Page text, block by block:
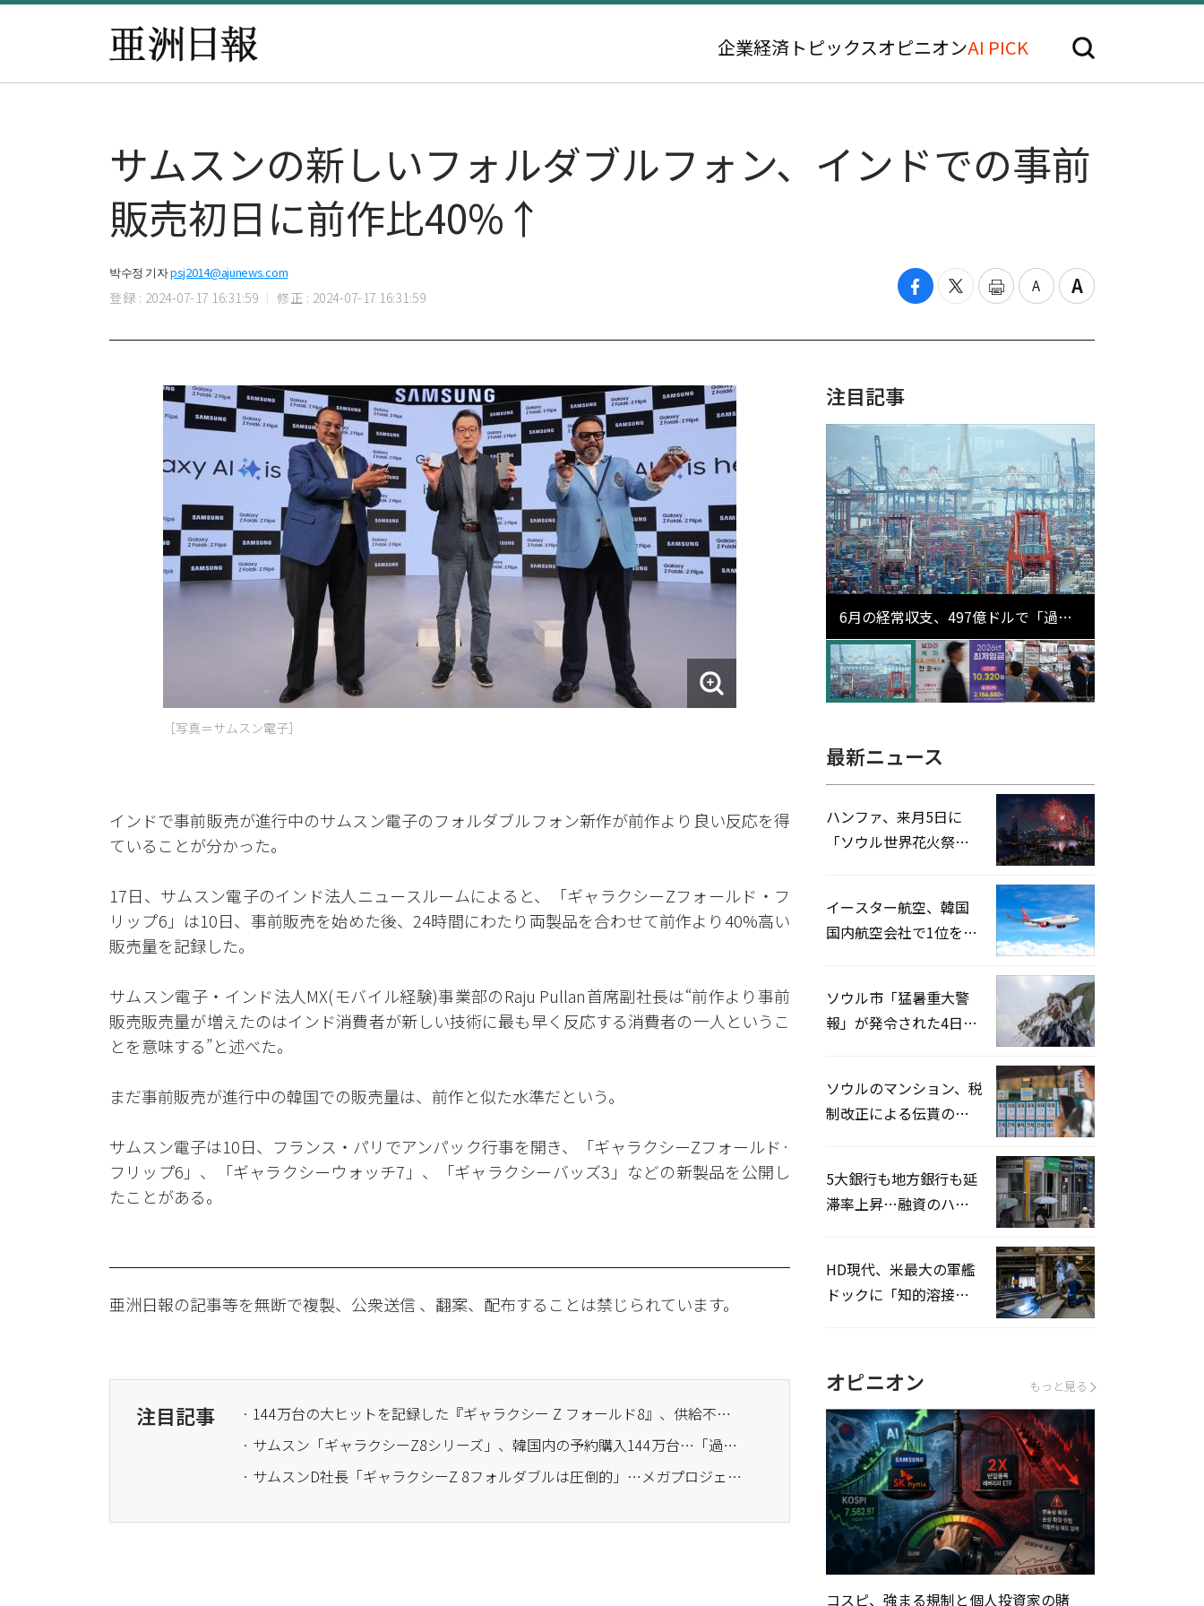
企業経済 トピックスオピニオンAI PICK
サムスンの新しいフォルダブルフォン、インドでの事前
販売初日に前作比40%↑
박수정 기자psj2014@ajunews.com
登録 : 2024-07-17 16:31:59 修正 : 2024-07-17 16:31:59
［写真＝サムスン電子］
インドで事前販売が進行中のサムスン電子のフォルダブルフォン新作が前作より良い反応を得
ていることが分かった。
17日、サムスン電子のインド法人ニュースルームによると、「ギャラクシーZフォールド・フ
リップ6」は10日、事前販売を始めた後、24時間にわたり両製品を合わせて前作より40%高い
販売量を記録した。
サムスン電子・インド法人MX(モバイル経験)事業部のRaju Pullan首席副社長は“前作より事前
販売販売量が増えたのはインド消費者が新しい技術に最も早く反応する消費者の一人というこ
とを意味する”と述べた。
まだ事前販売が進行中の韓国での販売量は、前作と似た水準だという。
サムスン電子は10日、フランス・パリでアンパック行事を開き、「ギャラクシーZフォールド·
フリップ6」、「ギャラクシーウォッチ7」、「ギャラクシーバッズ3」などの新製品を公開し
たことがある。
亜洲日報の記事等を無断で複製、公衆送信 、翻案、配布することは禁じられています。
注目記事
· 144万台の大ヒットを記録した『ギャラクシー Z フォールド8』、供給不足で事前開通期限を延長
· サムスン「ギャラクシーZ8シリーズ」、韓国内の予約購入144万台…「過去最多」
· サムスンD社長「ギャラクシーZ 8フォルダブルは圧倒的」…メガプロジェクトの忠清投資に問題なし
注目記事
6月の経常収支、497億ドルで「過去
最大」…輸出が初の1000億ドル突破
最新ニュース
ハンファ、来月5日に
「ソウル世界花火祭り
イースター航空、韓国
国内航空会社で1位を記
ソウル市「猛暑重大警
報」が発令された4日、
ソウルのマンション、税
制改正による伝貰の月
5大銀行も地方銀行も延
滞率上昇…融資のハー
HD現代、米最大の軍艦
ドックに「知的溶接」
オピニオン もっと見る
コスピ、強まる規制と個人投資家の賭